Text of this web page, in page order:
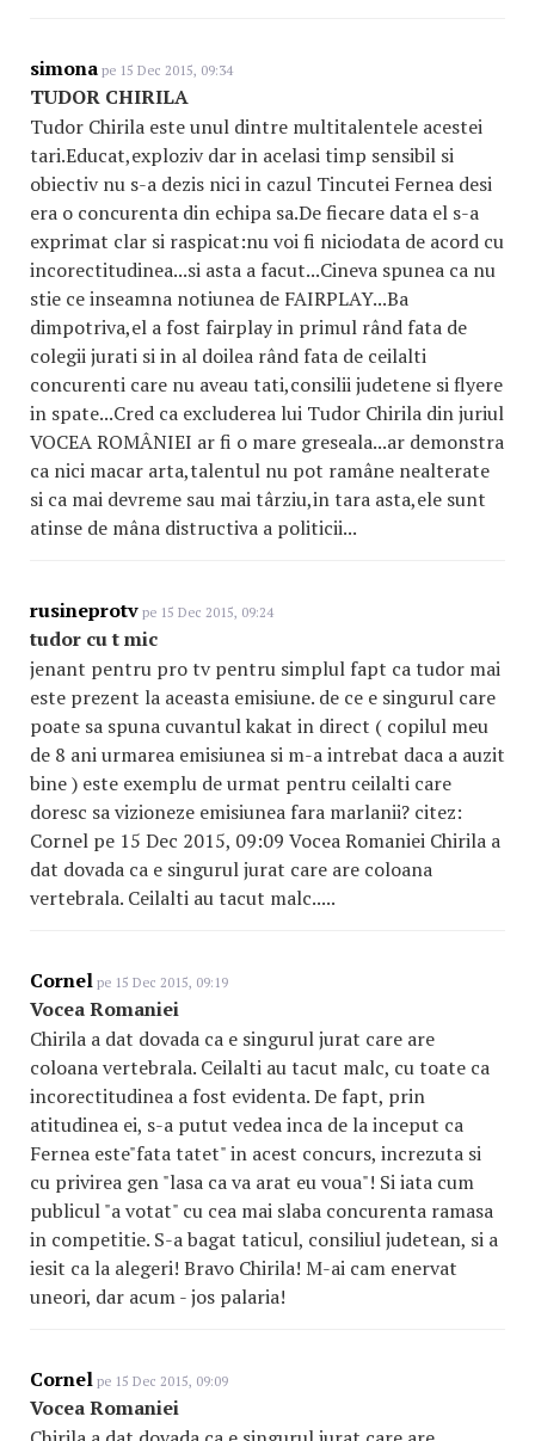
simona pe 15 Dec 2015, 09:34
TUDOR CHIRILA
Tudor Chirila este unul dintre multitalentele acestei
tari.Educat,exploziv dar in acelasi timp sensibil si
obiectiv nu s-a dezis nici in cazul Tincutei Fernea desi
era o concurenta din echipa sa.De fiecare data el s-a
exprimat clar si raspicat:nu voi fi niciodata de acord cu
incorectitudinea...si asta a facut...Cineva spunea ca nu
stie ce inseamna notiunea de FAIRPLAY...Ba
dimpotriva,el a fost fairplay in primul rând fata de
colegii jurati si in al doilea rând fata de ceilalti
concurenti care nu aveau tati,consilii judetene si flyere
in spate...Cred ca excluderea lui Tudor Chirila din juriul
VOCEA ROMÂNIEI ar fi o mare greseala...ar demonstra
ca nici macar arta,talentul nu pot ramâne nealterate
si ca mai devreme sau mai târziu,in tara asta,ele sunt
atinse de mâna distructiva a politicii...
rusineprotv pe 15 Dec 2015, 09:24
tudor cu t mic
jenant pentru pro tv pentru simplul fapt ca tudor mai
este prezent la aceasta emisiune. de ce e singurul care
poate sa spuna cuvantul kakat in direct ( copilul meu
de 8 ani urmarea emisiunea si m-a intrebat daca a auzit
bine ) este exemplu de urmat pentru ceilalti care
doresc sa vizioneze emisiunea fara marlanii? citez:
Cornel pe 15 Dec 2015, 09:09 Vocea Romaniei Chirila a
dat dovada ca e singurul jurat care are coloana
vertebrala. Ceilalti au tacut malc.....
Cornel pe 15 Dec 2015, 09:19
Vocea Romaniei
Chirila a dat dovada ca e singurul jurat care are
coloana vertebrala. Ceilalti au tacut malc, cu toate ca
incorectitudinea a fost evidenta. De fapt, prin
atitudinea ei, s-a putut vedea inca de la inceput ca
Fernea este"fata tatet" in acest concurs, increzuta si
cu privirea gen "lasa ca va arat eu voua"! Si iata cum
publicul "a votat" cu cea mai slaba concurenta ramasa
in competitie. S-a bagat taticul, consiliul judetean, si a
iesit ca la alegeri! Bravo Chirila! M-ai cam enervat
uneori, dar acum - jos palaria!
Cornel pe 15 Dec 2015, 09:09
Vocea Romaniei